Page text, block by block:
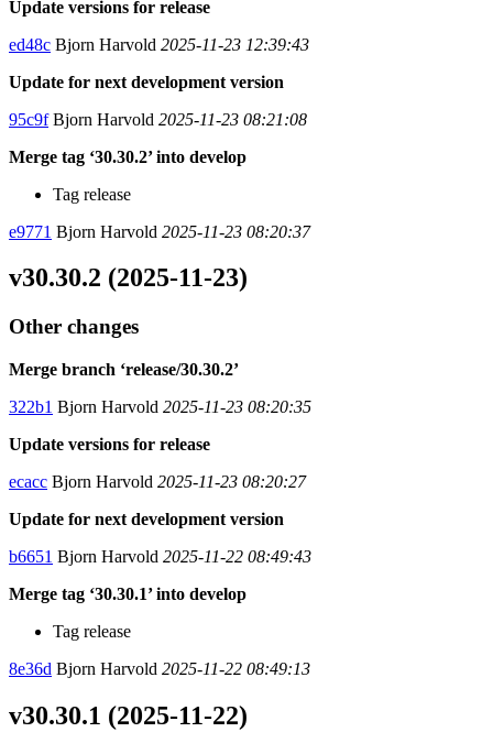
Update versions for release
ed48c Bjorn Harvold 2025-11-23 12:39:43
Update for next development version
95c9fBjorn Harvold 2025-11-23 08:21:08
Merge tag ‘30.30.2’ into develop
Tag release
e9771 Bjorn Harvold 2025-11-23 08:20:37
v30.30.2 (2025-11-23)
Other changes
Merge branch ‘release/30.30.2’
322b1 Bjorn Harvold 2025-11-23 08:20:35
Update versions for release
ecacc Bjorn Harvold 2025-11-23 08:20:27
Update for next development version
b6651 Bjorn Harvold 2025-11-22 08:49:43
Merge tag ‘30.30.1’ into develop
Tag release
8e36d Bjorn Harvold 2025-11-22 08:49:13
v30.30.1 (2025-11-22)